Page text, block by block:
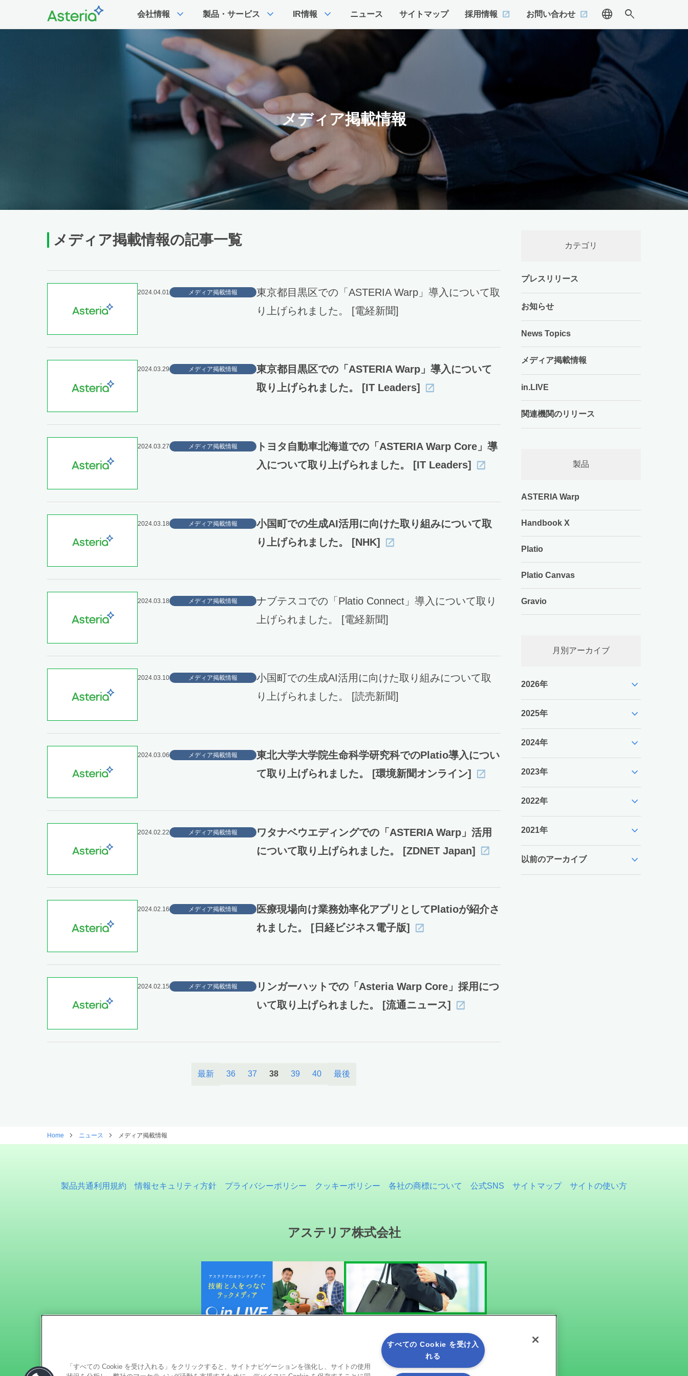
会社情報 expand_more 製品・サービス expand_more IR情報 expand_more ニュース サイトマップ 採用情報 お問い合わせ language search
メディア掲載情報
メディア掲載情報の記事一覧
2024.04.01 メディア掲載情報
東京都目黒区での「ASTERIA Warp」導入について取
り上げられました。 [電経新聞]
2024.03.29 メディア掲載情報
東京都目黒区での「ASTERIA Warp」導入について
取り上げられました。 [IT Leaders]
2024.03.27 メディア掲載情報
トヨタ自動車北海道での「ASTERIA Warp Core」導
入について取り上げられました。 [IT Leaders]
2024.03.18 メディア掲載情報
小国町での生成AI活用に向けた取り組みについて取
り上げられました。 [NHK]
2024.03.18 メディア掲載情報
ナブテスコでの「Platio Connect」導入について取り
上げられました。 [電経新聞]
2024.03.10 メディア掲載情報
小国町での生成AI活用に向けた取り組みについて取
り上げられました。 [読売新聞]
2024.03.06 メディア掲載情報
東北大学大学院生命科学研究科でのPlatio導入につい
て取り上げられました。 [環境新聞オンライン]
2024.02.22 メディア掲載情報
ワタナベウエディングでの「ASTERIA Warp」活用
について取り上げられました。 [ZDNET Japan]
2024.02.16 メディア掲載情報
医療現場向け業務効率化アプリとしてPlatioが紹介さ
れました。 [日経ビジネス電子版]
2024.02.15 メディア掲載情報
リンガーハットでの「Asteria Warp Core」採用につ
いて取り上げられました。 [流通ニュース]
最新 36 37 38 39 40 最後
カテゴリ
プレスリリース
お知らせ
News Topics
メディア掲載情報
in.LIVE
関連機関のリリース
製品
ASTERIA Warp
Handbook X
Platio
Platio Canvas
Gravio
月別アーカイブ
2026年 expand_more
2025年 expand_more
2024年 expand_more
2023年 expand_more
2022年 expand_more
2021年 expand_more
以前のアーカイブ expand_more
Home ニュース メディア掲載情報
製品共通利用規約 情報セキュリティ方針 プライバシーポリシー クッキーポリシー 各社の商標について 公式SNS サイトマップ サイトの使い方
アステリア株式会社
ソーシャルメディア
「すべての Cookie を受け入れる」をクリックすると、サイトナビゲーションを強化し、サイトの使用
すべての Cookie を受け入
れる